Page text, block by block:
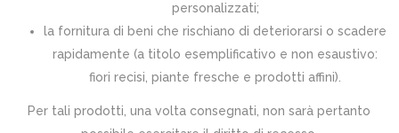
personalizzati;
la fornitura di beni che rischiano di deteriorarsi o scadere
rapidamente (a titolo esemplificativo e non esaustivo:
fiori recisi, piante fresche e prodotti affini).
Per tali prodotti, una volta consegnati, non sarà pertanto